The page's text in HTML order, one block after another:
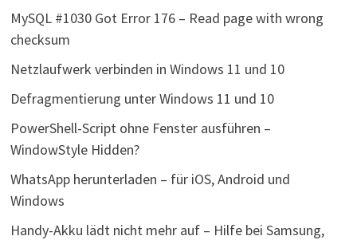
MySQL #1030 Got Error 176 – Read page with wrong
checksum
Netzlaufwerk verbinden in Windows 11 und 10
Defragmentierung unter Windows 11 und 10
PowerShell-Script ohne Fenster ausführen –
WindowStyle Hidden?
WhatsApp herunterladen – für iOS, Android und
Windows
Handy-Akku lädt nicht mehr auf – Hilfe bei Samsung,